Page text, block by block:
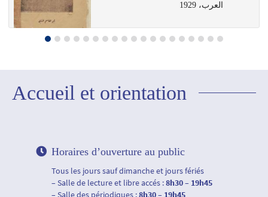
العرب، 1929
Accueil et orientation
Horaires d’ouverture au public
Tous les jours sauf dimanche et jours fériés
– Salle de lecture et libre accés :8h30 – 19h45
– Salle des périodiques :8h30 – 19h45